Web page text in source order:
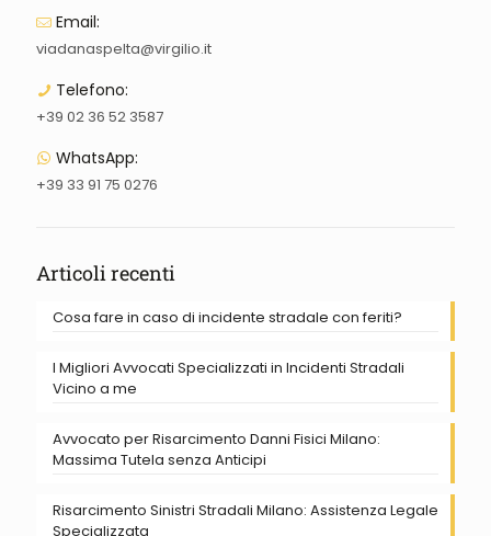
Email:
viadanaspelta@virgilio.it
Telefono:
+39 02 36 52 3587
WhatsApp:
+39 33 91 75 0276
Articoli recenti
Cosa fare in caso di incidente stradale con feriti?
I Migliori Avvocati Specializzati in Incidenti Stradali
Vicino a me
Avvocato per Risarcimento Danni Fisici Milano:
Massima Tutela senza Anticipi
Risarcimento Sinistri Stradali Milano: Assistenza Legale
Specializzata